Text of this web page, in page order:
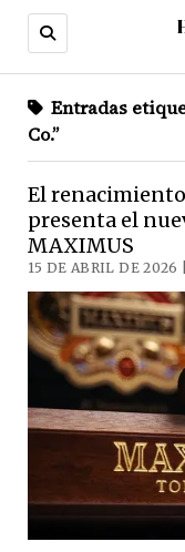
Entradas
Co.”
El renacimiento
presenta el
MAXIMUS
15 DE ABRIL DE 2026 |